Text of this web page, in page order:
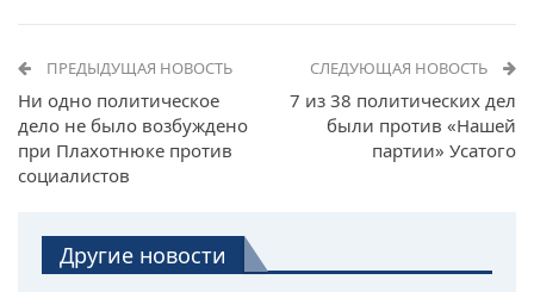
ПРЕДЫДУЩАЯ НОВОСТЬ
Ни одно политическое
дело не было возбуждено
при Плахотнюке против
социалистов
СЛЕДУЮЩАЯ НОВОСТЬ
7 из 38 политических дел
были против «Нашей
партии» Усатого
Другие новости